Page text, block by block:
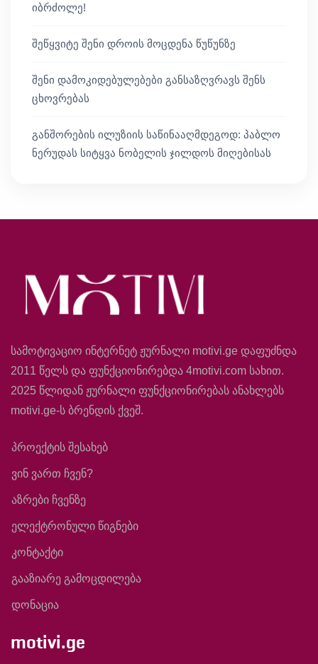
იბრძოლე!
შეწყვიტე შენი დროის მოცდენა წუწუნზე
შენი დამოკიდებულებები განსაზღვრავს შენს
ცხოვრებას
განშორების ილუზიის საწინააღმდეგოდ: პაბლო
ნერუდას სიტყვა ნობელის ჯილდოს მიღებისას
სამოტივაციო ინტერნეტ ჟურნალი motivi.ge დაფუძნდა
2011 წელს და ფუნქციონირებდა 4motivi.com სახით.
2025 წლიდან ჟურნალი ფუნქციონირებას ანახლებს
motivi.ge-ს ბრენდის ქვეშ.
პროექტის შესახებ
ვინ ვართ ჩვენ?
აზრები ჩვენზე
ელექტრონული წიგნები
კონტაქტი
გააზიარე გამოცდილება
დონაცია
motivi.ge